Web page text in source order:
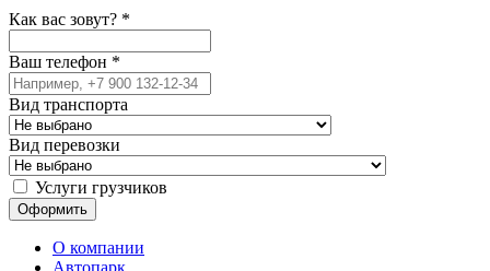
Как вас зовут? *
Ваш телефон *
Вид транспорта
Вид перевозки
Услуги грузчиков
О компании
Автопарк